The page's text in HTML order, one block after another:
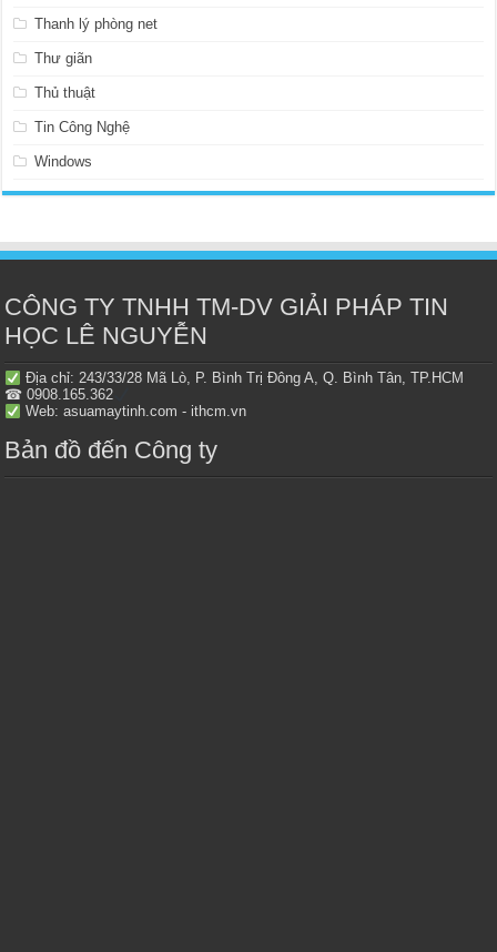
Thanh lý phòng net
Thư giãn
Thủ thuật
Tin Công Nghệ
Windows
CÔNG TY TNHH TM-DV GIẢI PHÁP TIN
HỌC LÊ NGUYỄN
Địa chỉ: 243/33/28 Mã Lò, P. Bình Trị Đông A, Q. Bình Tân, TP.HCM
☎ 0908.165.362
Web: asuamaytinh.com - ithcm.vn
Bản đồ đến Công ty